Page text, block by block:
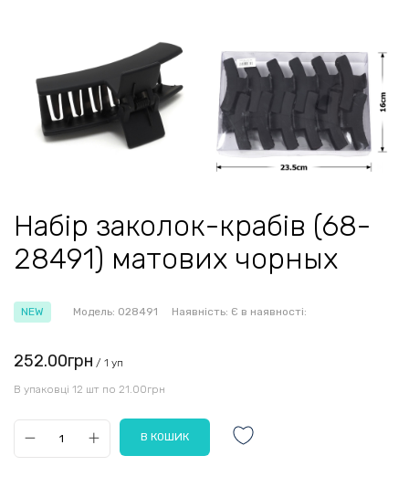
Набір заколок-крабів (68-
28491) матових чорных
NEW Модель: 028491 Наявність: Є в наявності:
252.00грн / 1 уп
В упаковці 12 шт по 21.00грн